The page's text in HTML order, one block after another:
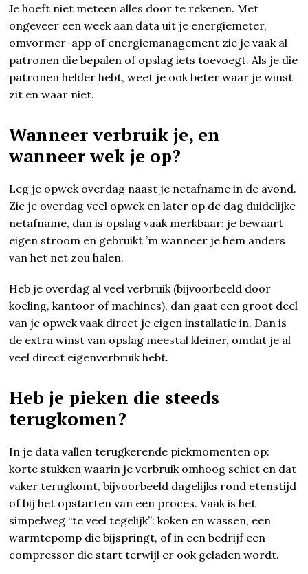
Je hoeft niet meteen alles door te rekenen. Met
ongeveer een week aan data uit je energiemeter,
omvormer-app of energiemanagement zie je vaak al
patronen die bepalen of opslag iets toevoegt. Als je die
patronen helder hebt, weet je ook beter waar je winst
zit en waar niet.
Wanneer verbruik je, en
wanneer wek je op?
Leg je opwek overdag naast je netafname in de avond.
Zie je overdag veel opwek en later op de dag duidelijke
netafname, dan is opslag vaak merkbaar: je bewaart
eigen stroom en gebruikt ’m wanneer je hem anders
van het net zou halen.
Heb je overdag al veel verbruik (bijvoorbeeld door
koeling, kantoor of machines), dan gaat een groot deel
van je opwek vaak direct je eigen installatie in. Dan is
de extra winst van opslag meestal kleiner, omdat je al
veel direct eigenverbruik hebt.
Heb je pieken die steeds
terugkomen?
In je data vallen terugkerende piekmomenten op:
korte stukken waarin je verbruik omhoog schiet en dat
vaker terugkomt, bijvoorbeeld dagelijks rond etenstijd
of bij het opstarten van een proces. Vaak is het
simpelweg “te veel tegelijk”: koken en wassen, een
warmtepomp die bijspringt, of in een bedrijf een
compressor die start terwijl er ook geladen wordt.